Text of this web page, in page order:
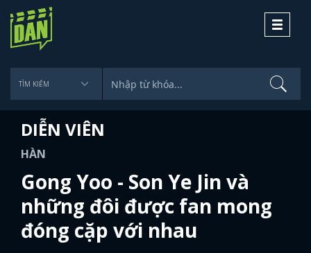
Toggle
DIỄN VIÊN
HÀN
Gong Yoo - Son Ye Jin và
những đôi được fan mong
đóng cặp với nhau